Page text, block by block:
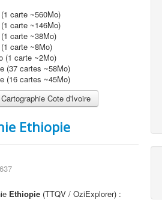
carte ~560Mo)
carte ~146Mo)
carte ~38Mo)
carte ~8Mo)
(1 carte ~2Mo)
(37 cartes ~58Mo)
(16 cartes ~45Mo)
Cote d'Ivoire
Ethiopie
Ethiopie (TTQV / OziExplorer) :